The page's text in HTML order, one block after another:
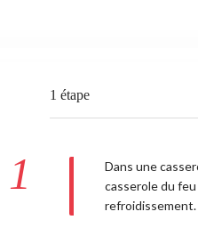
1 étape
1
Dans une
casserole du
refroidissement.